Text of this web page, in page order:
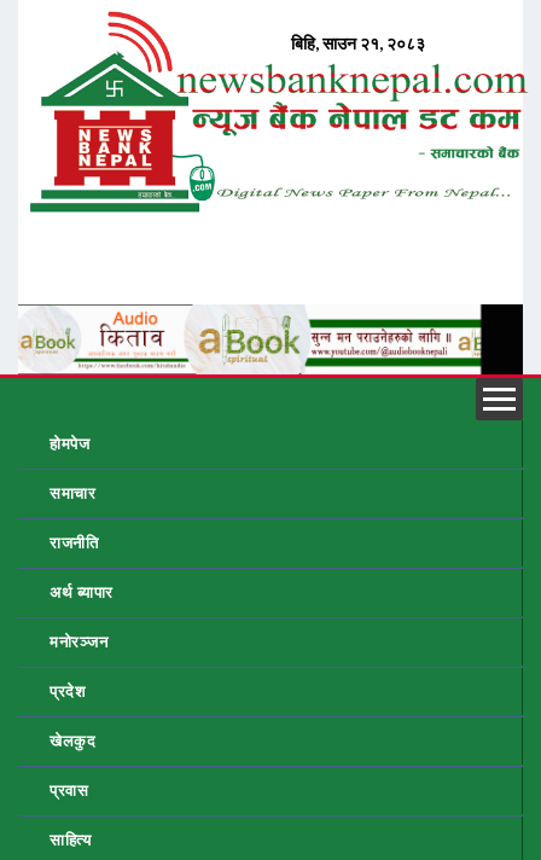
होमपेज
समाचार
राजनीति
अर्थ ब्यापार
मनोरञ्जन
प्रदेश
खेलकुद
प्रवास
साहित्य